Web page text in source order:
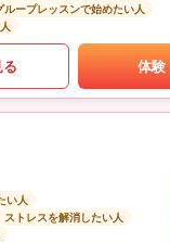
ループレッスンで始めたい人
体験
い人
ストレスを解消したい人